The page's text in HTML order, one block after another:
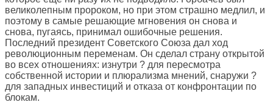
великолепным пророком, но при этом страшно медлил, и
поэтому в самые решающие мгновения он снова и
снова, пугаясь, принимал ошибочные решения.
Последний президент Советского Союза дал ход
революционным переменам. Он сделал страну открытой
во всех отношениях: изнутри ? для пересмотра
собственной истории и плюрализма мнений, снаружи ?
для западных инвестиций и отказа от конфронтации по
блокам.